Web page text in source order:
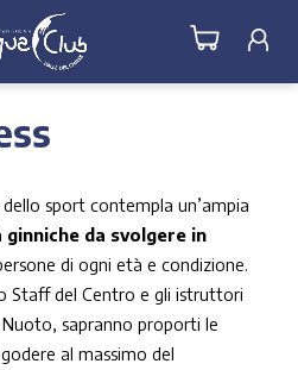
sport contempla un’ampia
da svolgere in
di ogni età e condizione.
Staff del Centro e gli istruttori
Nuoto, sapranno proporti le
al massimo del